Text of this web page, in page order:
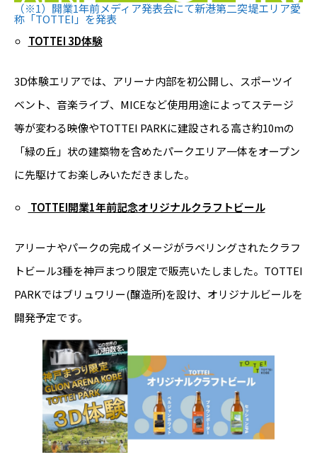
（※1）開業1年前メディア発表会にて新港第二突堤エリア愛
称「TOTTEI」を発表
TOTTEI 3D体験
3D体験エリアでは、アリーナ内部を初公開し、スポーツイ
ベント、音楽ライブ、MICEなど使用用途によってステージ
等が変わる映像やTOTTEI PARKに建設される高さ約10mの
「緑の丘」状の建築物を含めたパークエリア一体をオープン
に先駆けてお楽しみいただきました。
TOTTEI開業1年前記念オリジナルクラフトビール
アリーナやパークの完成イメージがラベリングされたクラフ
トビール3種を神戸まつり限定で販売いたしました。TOTTEI
PARKではブリュワリー(醸造所)を設け、オリジナルビールを
開発予定です。